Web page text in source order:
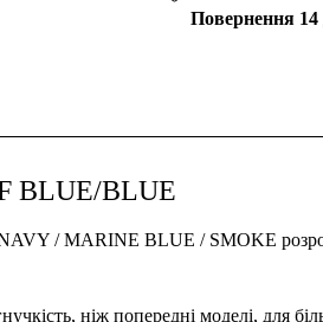
Повернення 14
BLUE/BLUE
/ MARINE BLUE / SMOKE
ніж попередні моделі, для